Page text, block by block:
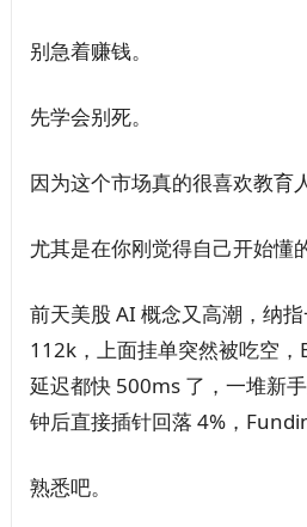
别急着赚钱。
先学会别死。
因为这个市场真的很喜欢教育人
尤其是在你刚觉得自己开始懂
前天美股 AI 概念又高潮，纳
112k，上面挂单突然被吃空
延迟都快 500ms 了，一堆新
钟后直接插针回落 4%，
熟悉吧。